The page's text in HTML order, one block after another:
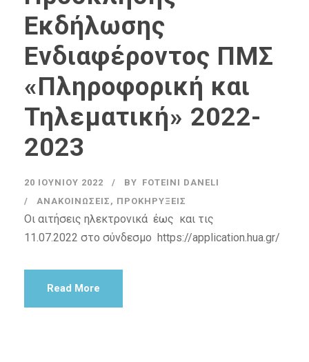
Εκδήλωσης
Ενδιαφέροντος ΠΜΣ
«Πληροφορική και
Τηλεματική» 2022-
2023
20 ΙΟΥΝΊΟΥ 2022 BY FOTEINI DANELI
ΑΝΑΚΟΙΝΏΣΕΙΣ , ΠΡΟΚΗΡΎΞΕΙΣ
Οι αιτήσεις ηλεκτρονικά έως και τις
11.07.2022 στο σύνδεσμο https://application.hua.gr/
Read More